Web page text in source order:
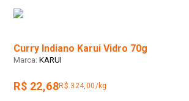
Curry Indiano Karui Vidro 70g
KARUI
R$ 22,68R$ 324,00/kg